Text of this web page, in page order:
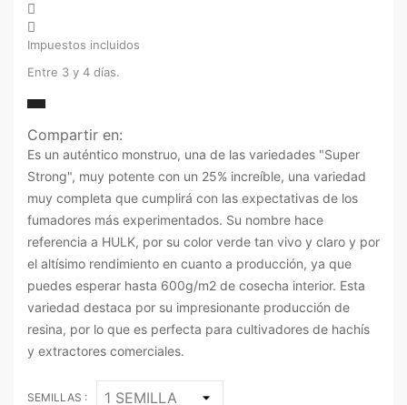


Impuestos incluidos
Entre 3 y 4 días.
Compartir en:
Es un auténtico monstruo, una de las variedades "Super
Strong", muy potente con un 25% increíble, una variedad
muy completa que cumplirá con las expectativas de los
fumadores más experimentados. Su nombre hace
referencia a HULK, por su color verde tan vivo y claro y por
el altísimo rendimiento en cuanto a producción, ya que
puedes esperar hasta 600g/m2 de cosecha interior. Esta
variedad destaca por su impresionante producción de
resina, por lo que es perfecta para cultivadores de hachís
y extractores comerciales.
SEMILLAS :